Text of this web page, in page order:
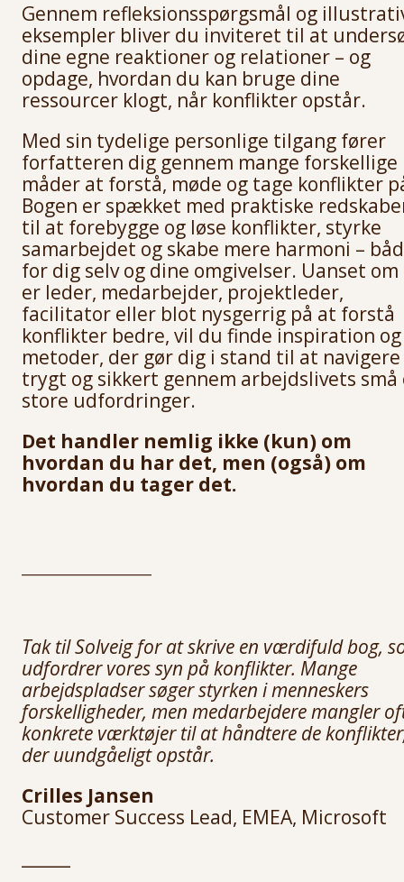
Gennem refleksionsspørgsmål og
eksempler bliver du inviteret til at
dine egne reaktioner og relationer – og
opdage, hvordan du kan bruge dine
ressourcer klogt, når konflikter opstår.
Med sin tydelige personlige tilgang fører
forfatteren dig gennem mange forskellige
måder at forstå, møde og tage konflikter
Bogen er spækket med praktiske
til at forebygge og løse konflikter, styrke
samarbejdet og skabe mere harmoni –
for dig selv og dine omgivelser. Uanset
er leder, medarbejder, projektleder,
facilitator eller blot nysgerrig på at forstå
konflikter bedre, vil du finde inspiration og
metoder, der gør dig i stand til at navigere
trygt og sikkert gennem arbejdslivets små
store udfordringer.
Det handler nemlig ikke (kun) om
hvordan du har det, men (også) om
hvordan du tager det.
Tak til Solveig for at skrive en værdifuld bog,
udfordrer vores syn på konflikter. Mange
arbejdspladser søger styrken i menneskers
forskelligheder, men medarbejdere mangler
konkrete værktøjer til at håndtere de
der uundgåeligt opstår.
Crilles Jansen
Customer Success Lead, EMEA, Microsoft